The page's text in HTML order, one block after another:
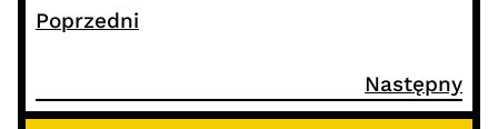
Poprzedni
Następny